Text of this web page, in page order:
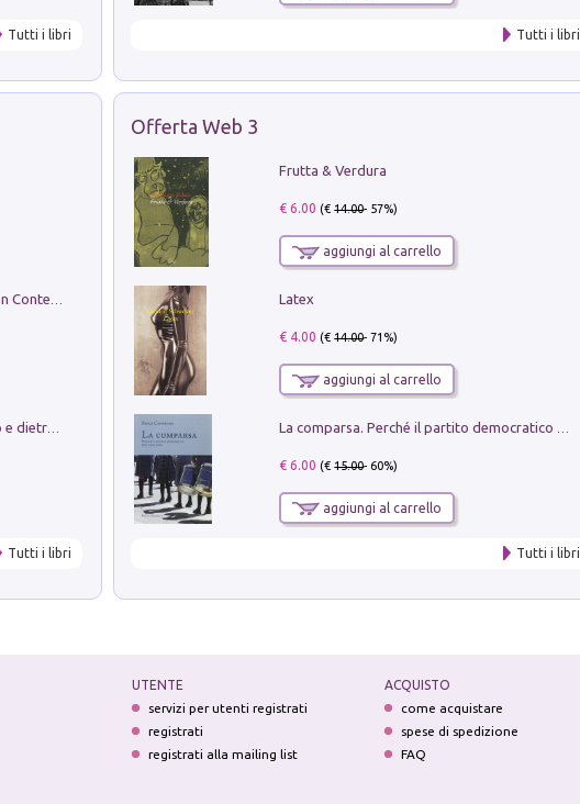
Tutti i libri Tutti i libri
Conte e Mattarella. Sul palcoscenico e dietro le quinte del Quirinale. Un racconto sulle istituzioni
Tutti i libri
Offerta Web 3
Frutta & Verdura
€ 6.00 (€14.00- 57%)
aggiungi al carrello
Latex
€ 4.00 (€14.00- 71%)
aggiungi al carrello
€ 6.00 (€15.00- 60%)
aggiungi al carrello
Tutti i libri
UTENTE
servizi per utenti registrati
registrati
registrati alla mailing list
ACQUISTO
come acquistare
spese di spedizione
FAQ